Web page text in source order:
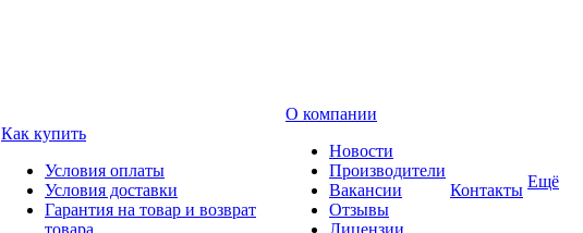
Как купить
Условия оплаты
Условия доставки
Гарантия на товар и возврат
товара
О компании
Новости
Производители
Вакансии
Отзывы
Лицензии
Контакты Ещё